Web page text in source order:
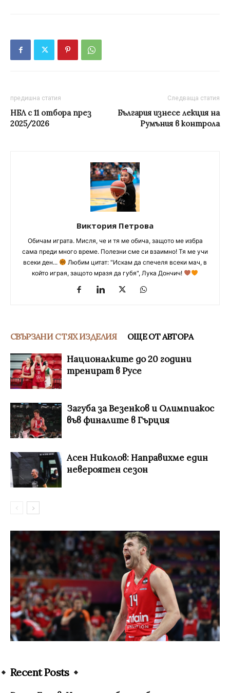
предишна статия
НБЛ с 11 отбора през
2025/2026
Следваща статия
България изнесе лекция на
Румъния в контрола
Виктория Петрова
Обичам играта. Мисля, че и тя ме обича, защото ме избра
сама преди много време. Полезни сме си взаимно! Тя ме учи
всеки ден...
Любим цитат: "Искам да спечеля всеки мач, в
който играя, защото мразя да губя", Лука Дончич!
СВЪРЗАНИ С ТЯХ ИЗДЕЛИЯ ОЩЕ ОТ АВТОРА
Националките до 20 години
тренират в Русе
Загуба за Везенков и Олимпиакос
във финалите в Гърция
Асен Николов: Направихме един
невероятен сезон
Recent Posts